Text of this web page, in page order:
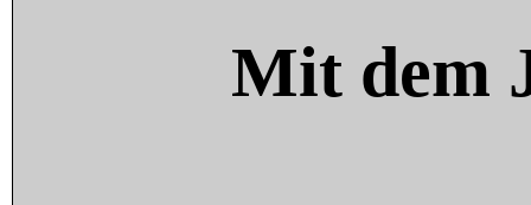
Mit dem